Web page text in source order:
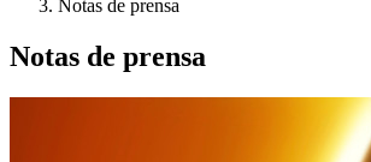
Notas de prensa
Notas de prensa